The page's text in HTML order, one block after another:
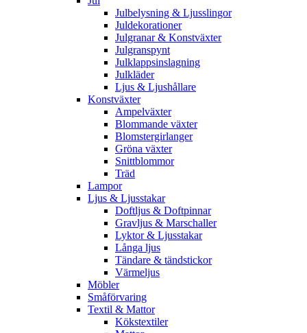
Julbelysning & Ljusslingor
Juldekorationer
Julgranar & Konstväxter
Julgranspynt
Julklappsinslagning
Julkläder
Ljus & Ljushållare
Konstväxter
Ampelväxter
Blommande växter
Blomstergirlanger
Gröna växter
Snittblommor
Träd
Lampor
Ljus & Ljusstakar
Doftljus & Doftpinnar
Gravljus & Marschaller
Lyktor & Ljusstakar
Långa ljus
Tändare & tändstickor
Värmeljus
Möbler
Småförvaring
Textil & Mattor
Kökstextiler